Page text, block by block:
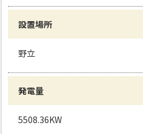
設置場所
野立
発電量
5508.36KW